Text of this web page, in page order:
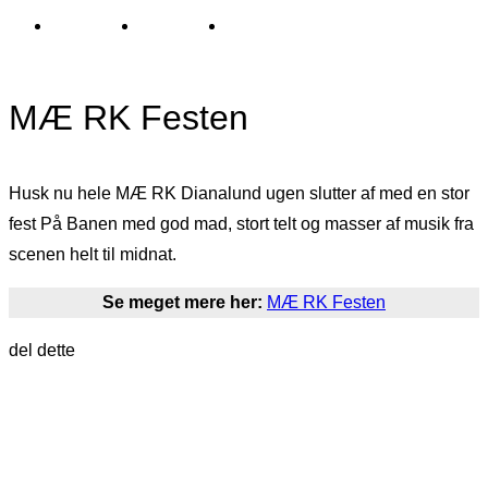
MÆ RK Festen
Husk nu hele MÆ RK Dianalund ugen slutter af med en stor
fest På Banen med god mad, stort telt og masser af musik fra
scenen helt til midnat.
Se meget mere her: MÆ RK Festen
del dette